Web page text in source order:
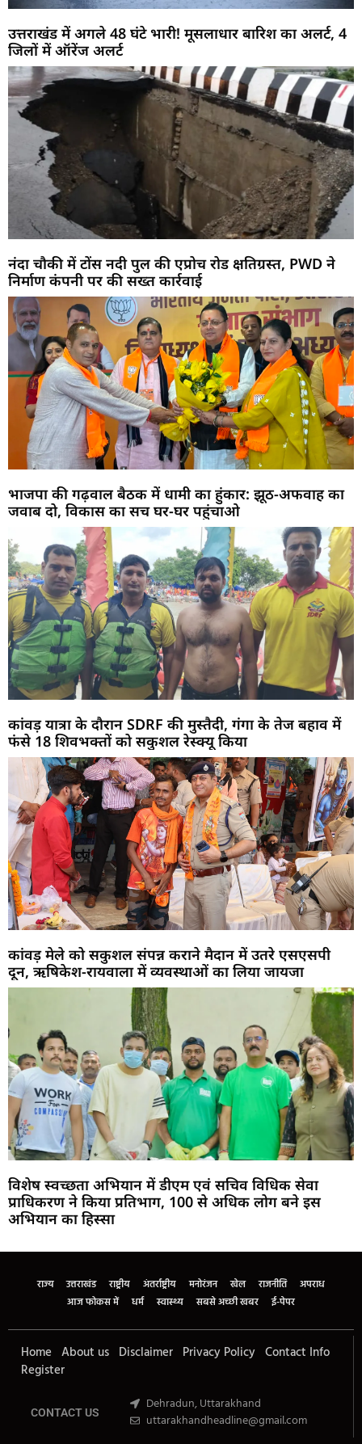
उत्तराखंड में अगले 48 घंटे भारी! मूसलाधार बारिश का अलर्ट, 4
जिलों में ऑरेंज अलर्ट
नंदा चौकी में टोंस नदी पुल की एप्रोच रोड क्षतिग्रस्त, PWD ने
निर्माण कंपनी पर की सख्त कार्रवाई
भाजपा की गढ़वाल बैठक में धामी का हुंकार: झूठ-अफवाह का
जवाब दो, विकास का सच घर-घर पहुंचाओ
कांवड़ यात्रा के दौरान SDRF की मुस्तैदी, गंगा के तेज बहाव में
फंसे 18 शिवभक्तों को सकुशल रेस्क्यू किया
कांवड़ मेले को सकुशल संपन्न कराने मैदान में उतरे एसएसपी
दून, ऋषिकेश-रायवाला में व्यवस्थाओं का लिया जायजा
विशेष स्वच्छता अभियान में डीएम एवं सचिव विधिक सेवा
प्राधिकरण ने किया प्रतिभाग, 100 से अधिक लोग बने इस
अभियान का हिस्सा
राज्य उत्तराखंड राष्ट्रीय अंतर्राष्ट्रीय मनोरंजन खेल राजनीति
अपराध
आज फोकस में
धर्म स्वास्थ्य सबसे अच्छी खबर ई-पेपर
Home About us Disclaimer Privacy Policy Contact Info
Register
CONTACT US
Dehradun, Uttarakhand
uttarakhandheadline@gmail.com